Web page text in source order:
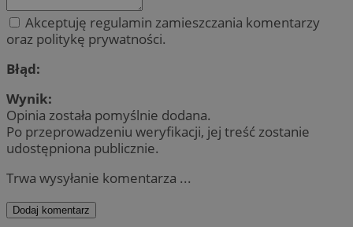
Akceptuję regulamin zamieszczania komentarzy
oraz politykę prywatności.
Błąd:
Wynik:
Opinia została pomyślnie dodana.
Po przeprowadzeniu weryfikacji, jej treść zostanie
udostępniona publicznie.
Trwa wysyłanie komentarza ...
Dodaj komentarz